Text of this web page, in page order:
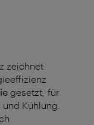
zeichnet
gesetzt, für
Kühlung.